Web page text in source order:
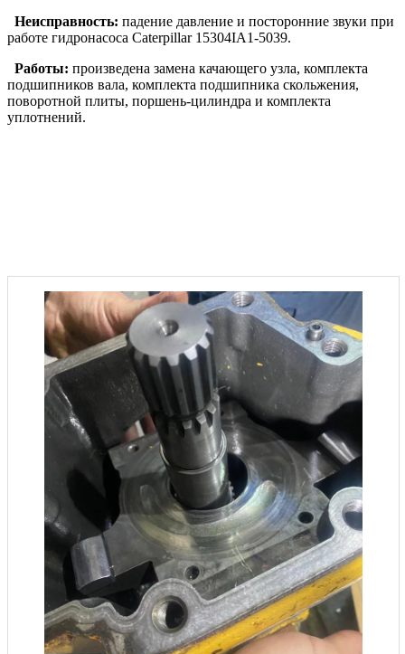
Неисправность: падение давление и посторонние звуки при
работе гидронасоса Caterpillar 15304IA1-5039.
Работы: произведена замена качающего узла, комплекта
подшипников вала, комплекта подшипника скольжения,
поворотной плиты, поршень-цилиндра и комплекта
уплотнений.